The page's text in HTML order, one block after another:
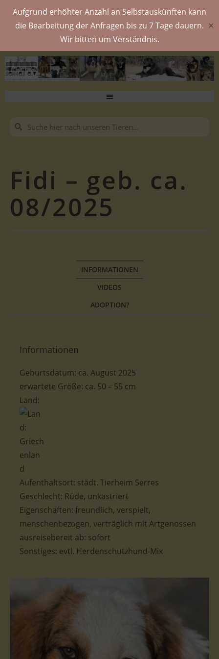
Aufgrund erhöhter Anzahl an Selbstauskünften kann
die Bearbeitung der Anfragen bis zu 7 Tage dauern.
Wir bitten um Verständnis.
✕
Fidi – geb. ca.
08/2025
INFORMATIONEN
VIDEOS
ADOPTION?
Informationen
Geburtsdatum: ca. August 2025
erwartete Größe: ca. 50 – 55 cm
Land:
Aufenthaltsort: städt. Tierheim Serres
Geschlecht: Rüde, unkastriert
Eigenschaften: freundlich, verspielt,
menschenbezogen, verträglich mit Artgenossen
ausreisebereit ab: sofort
Sonstiges: evtl. Herdenschutzhund-Mix